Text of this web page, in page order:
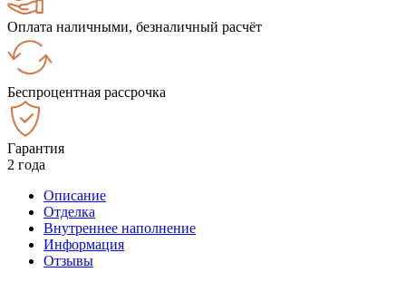
Оплата наличными, безналичный расчёт
Беспроцентная рассрочка
Гарантия
2 года
Описание
Отделка
Внутреннее наполнение
Информация
Отзывы